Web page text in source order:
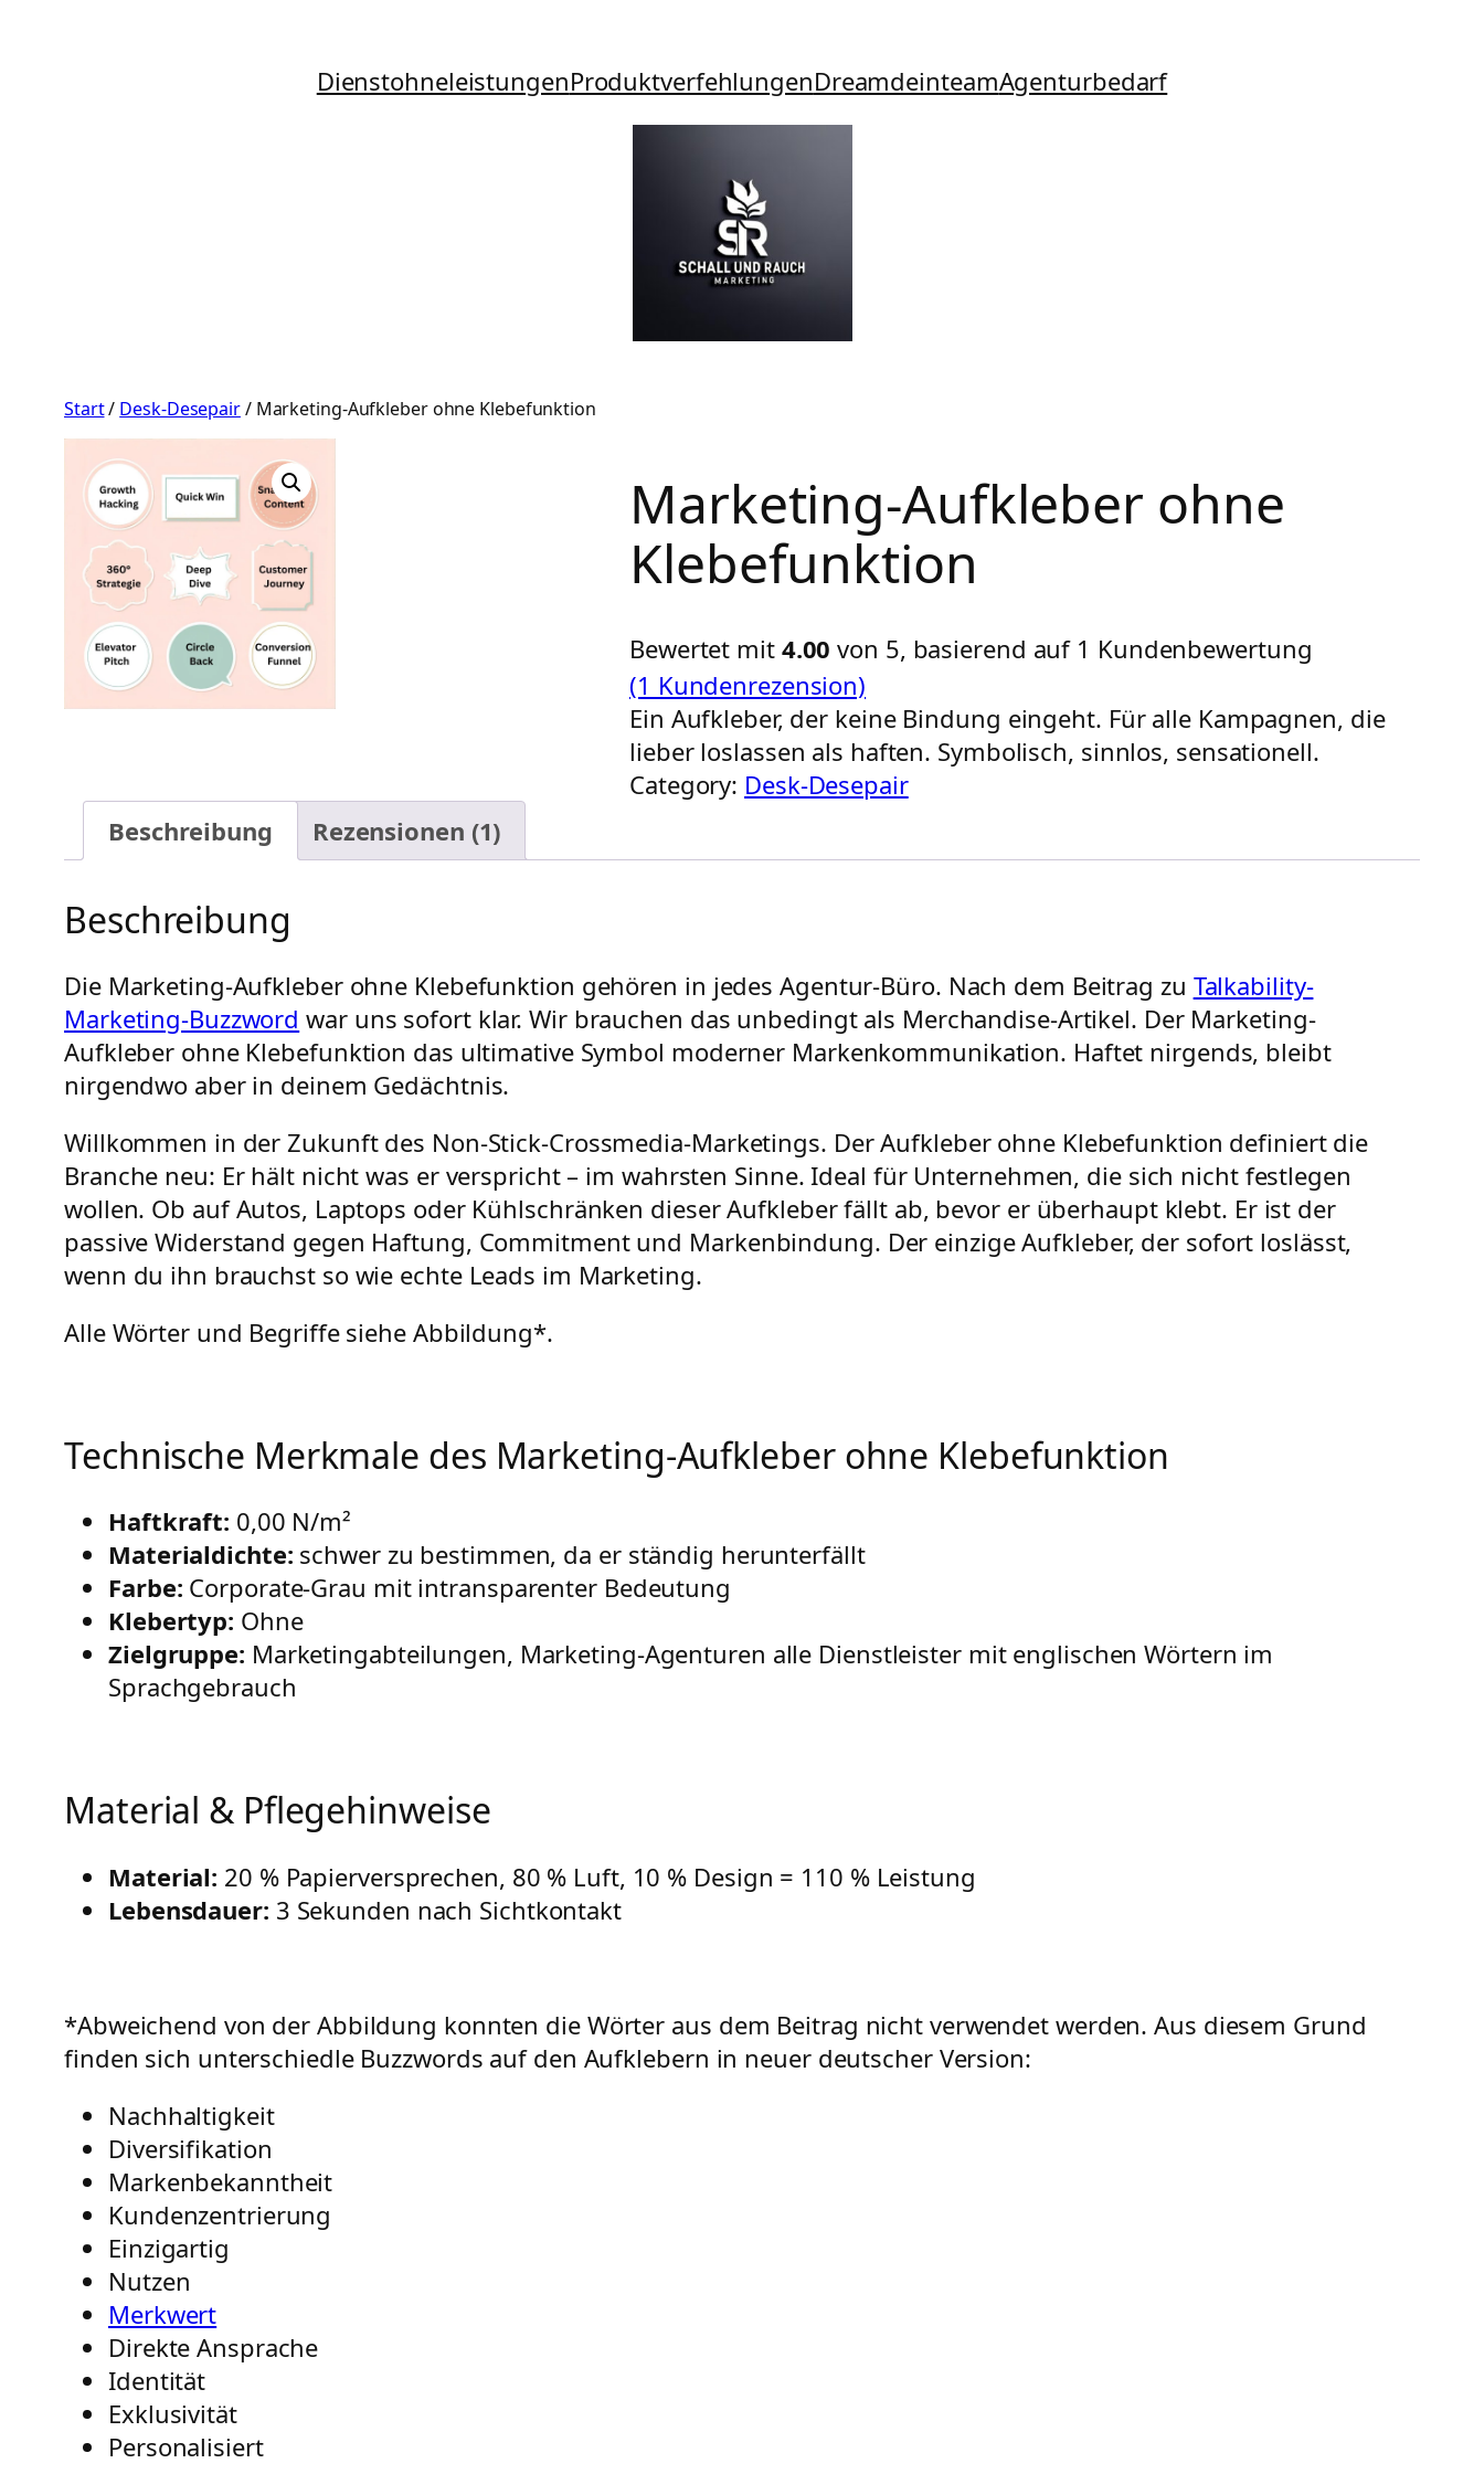
DienstohneleistungenProduktverfehlungenDreamdeinteamAgenturbedarf
Start/ Desk-Desepair/ Marketing-Aufkleber ohne Klebefunktion
Marketing-Aufkleber ohne
Klebefunktion
Bewertet mit 4.00 von 5, basierend auf 1 Kundenbewertung
(1 Kundenrezension)
Ein Aufkleber, der keine Bindung eingeht. Für alle Kampagnen, die
lieber loslassen als haften. Symbolisch, sinnlos, sensationell.
Category: Desk-Desepair
Beschreibung
Rezensionen (1)
Beschreibung
Die Marketing-Aufkleber ohne Klebefunktion gehören in jedes Agentur-Büro. Nach dem Beitrag zu Talkability-
Marketing-Buzzword war uns sofort klar. Wir brauchen das unbedingt als Merchandise-Artikel. Der Marketing-
Aufkleber ohne Klebefunktion das ultimative Symbol moderner Markenkommunikation. Haftet nirgends, bleibt
nirgendwo aber in deinem Gedächtnis.
Willkommen in der Zukunft des Non-Stick-Crossmedia-Marketings. Der Aufkleber ohne Klebefunktion definiert die
Branche neu: Er hält nicht was er verspricht – im wahrsten Sinne. Ideal für Unternehmen, die sich nicht festlegen
wollen. Ob auf Autos, Laptops oder Kühlschränken dieser Aufkleber fällt ab, bevor er überhaupt klebt. Er ist der
passive Widerstand gegen Haftung, Commitment und Markenbindung. Der einzige Aufkleber, der sofort loslässt,
wenn du ihn brauchst so wie echte Leads im Marketing.
Alle Wörter und Begriffe siehe Abbildung*.
Technische Merkmale des Marketing-Aufkleber ohne Klebefunktion
Haftkraft: 0,00 N/m²
Materialdichte: schwer zu bestimmen, da er ständig herunterfällt
Farbe: Corporate-Grau mit intransparenter Bedeutung
Klebertyp: Ohne
Zielgruppe: Marketingabteilungen, Marketing-Agenturen alle Dienstleister mit englischen Wörtern im
Sprachgebrauch
Material & Pflegehinweise
Material: 20 % Papierversprechen, 80 % Luft, 10 % Design = 110 % Leistung
Lebensdauer: 3 Sekunden nach Sichtkontakt
*Abweichend von der Abbildung konnten die Wörter aus dem Beitrag nicht verwendet werden. Aus diesem Grund
finden sich unterschiedle Buzzwords auf den Aufklebern in neuer deutscher Version:
Nachhaltigkeit
Diversifikation
Markenbekanntheit
Kundenzentrierung
Einzigartig
Nutzen
Merkwert
Direkte Ansprache
Identität
Exklusivität
Personalisiert